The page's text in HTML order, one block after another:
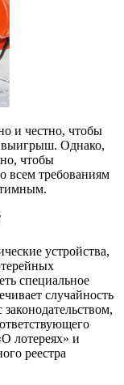
и честно, чтобы
Однако,
чтобы
всем требованиям
устройства,
специальное
случайность
законодательством,
лотереях» и
реестра